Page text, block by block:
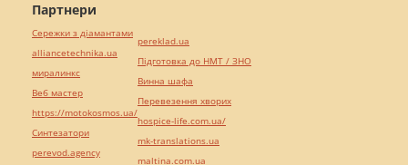
Партнери
Сережки з діамантами
alliancetechnika.ua
миралинкс
Веб мастер
https://motokosmos.ua/
Синтезатори
perevod.agency
pereklad.ua
Підготовка до НМТ / ЗНО
Винна шафа
Перевезення хворих
hospice-life.com.ua/
mk-translations.ua
maltina.com.ua